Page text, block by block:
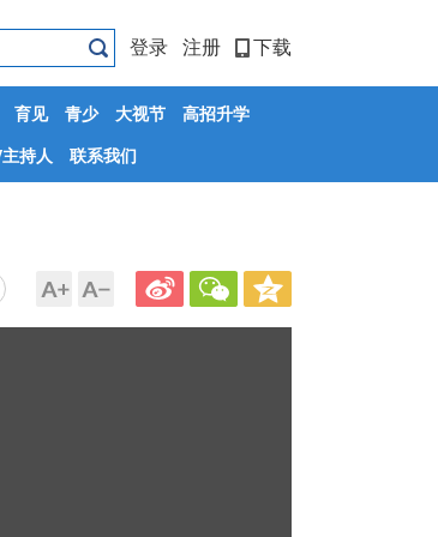
登录 注册 下载
育见 青少 大视节
高招升学
持人 联系我们